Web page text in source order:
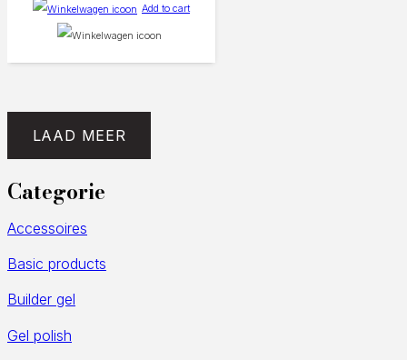
Add to cart
LAAD MEER
Categorie
Accessoires
Basic products
Builder gel
Gel polish